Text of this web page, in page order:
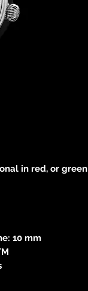
in red, or green
10 mm